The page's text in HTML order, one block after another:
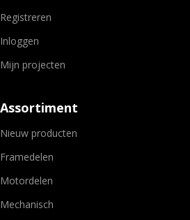
Registreren
Inloggen
Mijn projecten
Assortiment
Nieuw producten
Framedelen
Motordelen
Mechanisch